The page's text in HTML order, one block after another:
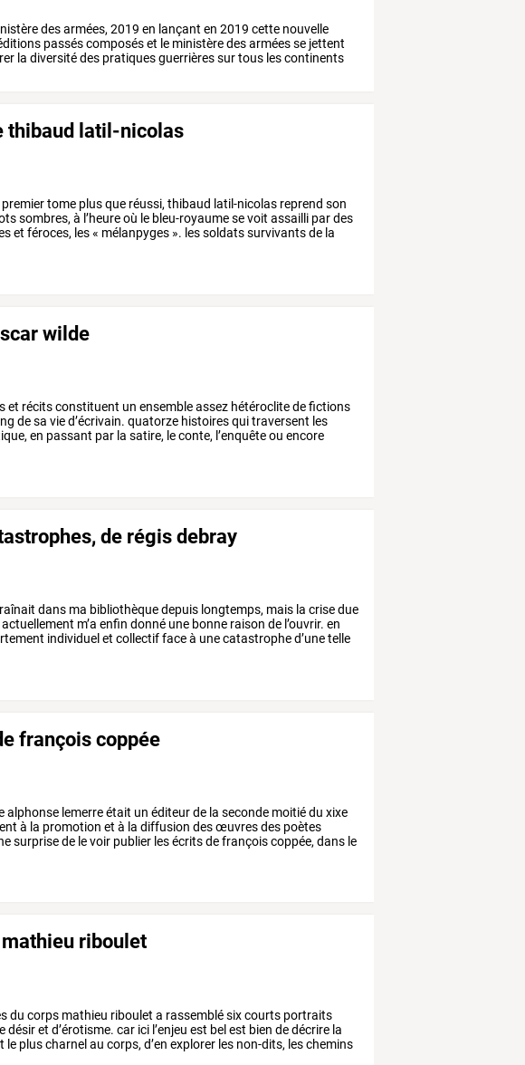
desarmées,2019 en lançant en 2019 cette nouvelle
passéscomposéset le ministèredesarméesse jettent
la diversitédes pratiquesguerrièressurtous lescontinents
thibaud latil-nicolas
premiertome plusque réussi,thibaud latil-nicolas reprend son
sombres,à l’heureoù le bleu-royaumesevoit assailli pardes
et féroces, les« mélanpyges ». lessoldatssurvivantsde la
wilde
et récitsconstituent un ensembleassez hétéroclitedefictions
desa vied’écrivain. quatorze histoiresquitraversent les
en passant par la satire, leconte, l’enquêteou encore
de régis debray
dans ma bibliothèquedepuis longtemps, mais la crisedue
actuellement m’a enfin donné une bonne raison de l’ouvrir. en
individuel et collectiffaceà unecatastrophed’unetelle
françois coppée
alphonse lemerreétait un éditeurde la seconde moitiédu xixe
à la promotion et à la diffusion desœuvresdes poètes
surprisede levoir publier lesécritsdefrançoiscoppée, dans le
riboulet
du corps mathieu riboulet a rassemblésixcourts portraits
désiret d’érotisme. car ici l’enjeu est belest bien dedécrire la
le pluscharnelau corps, d’en explorer les non-dits, leschemins